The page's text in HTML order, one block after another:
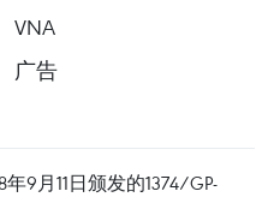
VNA
广告
9月11日颁发的1374/GP-